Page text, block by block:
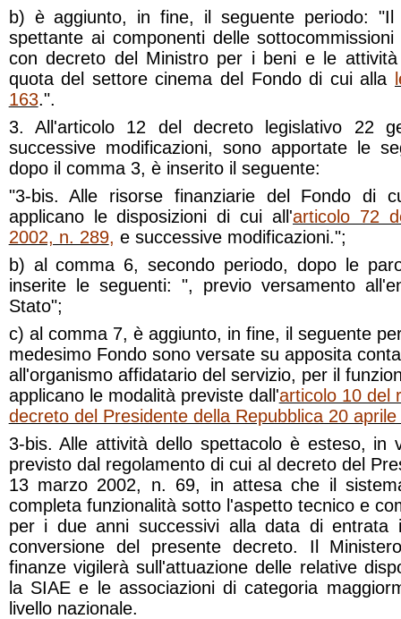
b) è aggiunto, in fine, il seguente periodo: "Il
spettante ai componenti delle
con decreto del Ministro per i beni e le
quota del settore cinema del Fondo di cui alla
163.".
3. All'articolo 12 del decreto legislativo 22
successive modificazioni, sono apportate le
dopo il comma 3, è inserito il seguente:
"3-bis. Alle risorse finanziarie del Fondo di
applicano le disposizioni di cui all'articolo 72
2002, n. 289, e successive modificazioni.";
b) al comma 6, secondo periodo, dopo le
inserite le seguenti: ", previo versamento
Stato";
c) al comma 7, è aggiunto, in fine, il seguente
medesimo Fondo sono versate su apposita
all'organismo affidatario del servizio, per il
applicano le modalità previste dall'articolo 10 del
decreto del Presidente della Repubblica 20
3-bis. Alle attività dello spettacolo è esteso, in
previsto dal regolamento di cui al decreto del
13 marzo 2002, n. 69, in attesa che il
completa funzionalità sotto l'aspetto tecnico e
per i due anni successivi alla data di entrata
conversione del presente decreto. Il
finanze vigilerà sull'attuazione delle relative
la SIAE e le associazioni di categoria
livello nazionale.